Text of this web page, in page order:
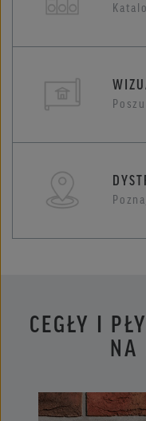
CEGŁY I
NA